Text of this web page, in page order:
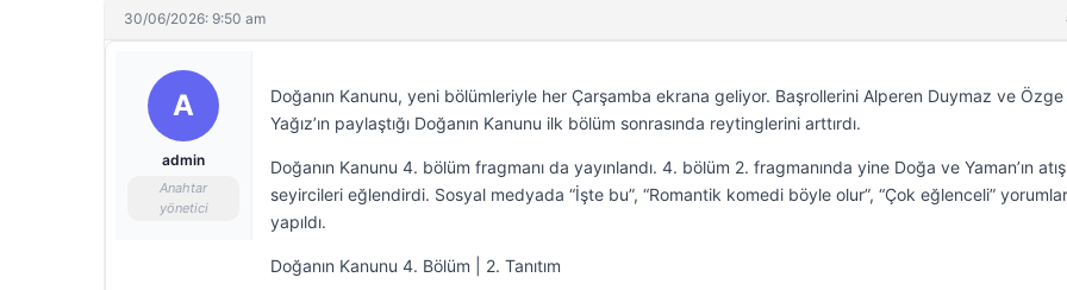
30/06/2026: 9:50 am
A
admin
Anahtar
yönetici
Doğanın Kanunu, yeni bölümleriyle her Çarşamba ekrana geliyor. Başrollerini Alperen Duymaz ve Özge
Yağız’ın paylaştığı Doğanın Kanunu ilk bölüm sonrasında reytinglerini arttırdı.
Doğanın Kanunu 4. bölüm fragmanı da yayınlandı. 4. bölüm 2. fragmanında yine Doğa ve Yaman’ın
seyircileri eğlendirdi. Sosyal medyada “İşte bu”, “Romantik komedi böyle olur”, “Çok eğlenceli”
yapıldı.
Doğanın Kanunu 4. Bölüm | 2. Tanıtım